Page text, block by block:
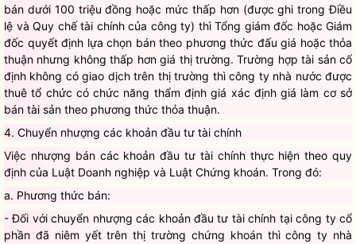
bán dưới 100 triệu đồng hoặc mức thấp hơn (được ghi trong Điều
lệ và Quy chế tài chính của công ty) thì Tổng giám đốc hoặc Giám
đốc quyết định lựa chọn bán theo phương thức đấu giá hoặc thỏa
thuận nhưng không thấp hơn giá thị trường. Trường hợp tài sản cố
định không có giao dịch trên thị trường thì công ty nhà nước được
thuê tổ chức có chức năng thẩm định giá xác định giá làm cơ sở
bán tài sản theo phương thức thỏa thuận.
4. Chuyển nhượng các khoản đầu tư tài chính
Việc nhượng bán các khoản đầu tư tài chính thực hiện theo quy
định của Luật Doanh nghiệp và Luật Chứng khoán. Trong đó:
a. Phương thức bán:
- Đối với chuyển nhượng các khoản đầu tư tài chính tại công ty cổ
phần đã niêm yết trên thị trường chứng khoán thì công ty nhà